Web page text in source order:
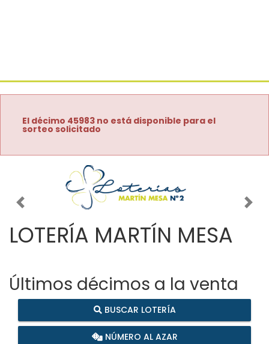
El décimo 45983 no está disponible para el
sorteo solicitado
Imagen anterior
LOTERÍA MARTÍN MESA
Últimos décimos a la venta
BUSCAR LOTERÍA
NÚMERO AL AZAR